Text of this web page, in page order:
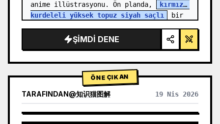
anime illüstrasyonu. Ön planda,
kırmızı
kurdeleli yüksek topuz siyah saçlı
bir
ŞIMDI DENE
ÖNE ÇIKAN
TARAFINDAN@知识猫图解 19 Nis 2026